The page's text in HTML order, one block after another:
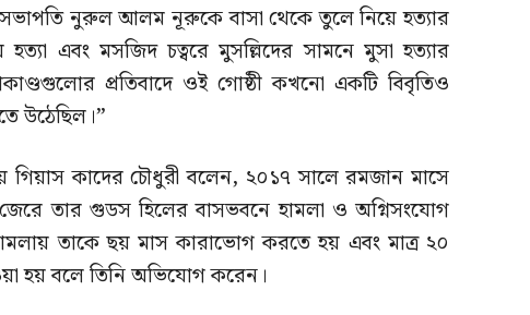
সভাপতি নুরুল আলম নূরুকে বাসা থেকে তুলে নিয়ে হত্যার
হত্যা এবং মসজিদ চত্বরে মুসল্লিদের সামনে মুসা হত্যার
প্রতিবাদে ওই গোষ্ঠী কখনো একটি বিবৃতিও
উঠেছিল।”
গিয়াস কাদের চৌধুরী বলেন, ২০১৭ সালে রমজান মাসে
তার গুডস হিলের বাসভবনে হামলা ও অগ্নিসংযোগ
তাকে ছয় মাস কারাভোগ করতে হয় এবং মাত্র ২০
হয় বলে তিনি অভিযোগ করেন।